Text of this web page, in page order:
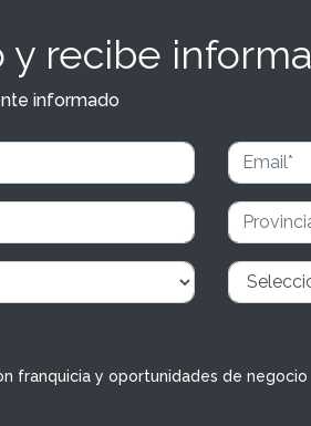
recibe
informado
franquicia y oportunidades de negocio